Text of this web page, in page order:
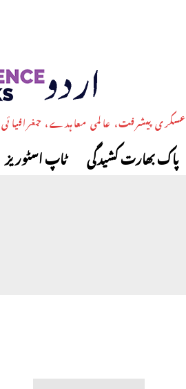
عسکری پیشرفت، عالمی معاہدے،
پاک بھارت کشیدگی ٹاپ اسٹوریز